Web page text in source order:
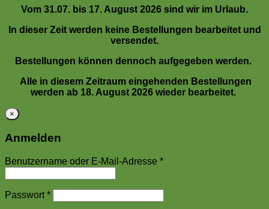
Vom 31.07. bis 17. August 2026 sind wir im Urlaub.
In dieser Zeit werden keine Bestellungen bearbeitet und
versendet.
Bestellungen können dennoch aufgegeben werden.
Alle in diesem Zeitraum eingehenden Bestellungen
werden ab 18. August 2026 wieder bearbeitet.
×
Anmelden
Benutzername oder E-Mail-Adresse *
Passwort*